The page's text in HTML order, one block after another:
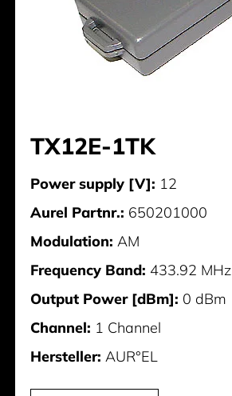
TX12E-1TK
Power supply [V]: 12
Aurel Partnr.: 650201000
Modulation: AM
Frequency Band: 433.92 MHz
Output Power [dBm]: 0 dBm
Channel: 1 Channel
Hersteller: AUR°EL